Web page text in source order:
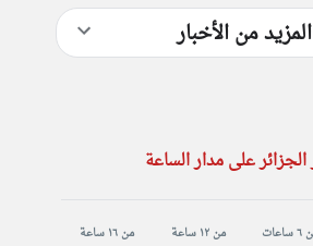
المزيد من الأخبار
الجزائر على مدار الساعة
من ١٢ ساعة من ١٦ ساعة